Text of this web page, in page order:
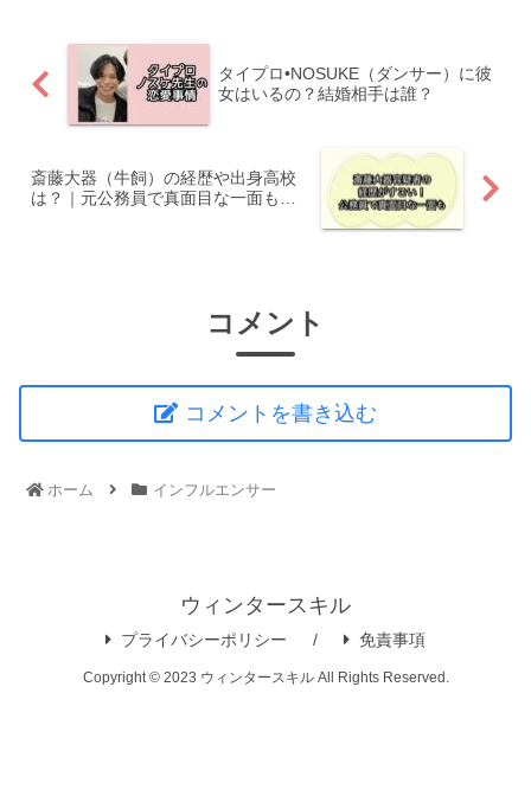
タイプロ•NOSUKE（ダンサー）に彼
女はいるの？結婚相手は誰？
斎藤大器（牛飼）の経歴や出身高校
は？｜元公務員で真面目な一面も…
コメント
コメントを書き込む
ホーム インフルエンサー
ウィンタースキル
プライバシーポリシー 免責事項
Copyright © 2023 ウィンタースキル All Rights Reserved.